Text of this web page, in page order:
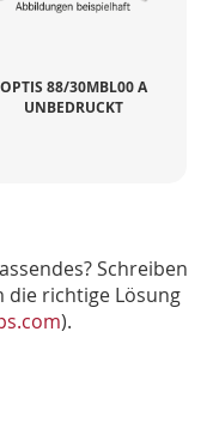
OPTIS 88/30MBL00 A
UNBEDRUCKT
Schreiben
die richtige Lösung
).